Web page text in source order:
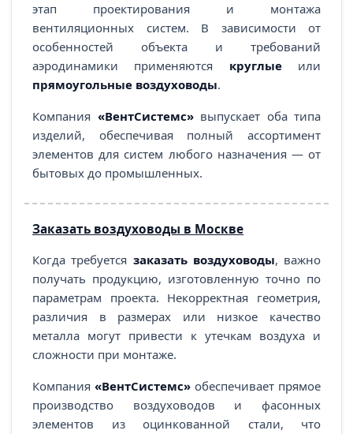
этап проектирования и монтажа
вентиляционных систем. В зависимости от
особенностей объекта и требований
аэродинамики применяются круглыеили
прямоугольные воздуховоды.
Компания «ВентСистемс»выпускает оба типа
изделий, обеспечивая полный ассортимент
элементов для систем любого назначения — от
бытовых до промышленных.
Заказать воздуховоды в Москве
Когда требуется заказать воздуховоды, важно
получать продукцию, изготовленную точно по
параметрам проекта. Некорректная геометрия,
различия в размерах или низкое качество
металла могут привести к утечкам воздуха и
сложности при монтаже.
Компания «ВентСистемс» обеспечивает прямое
производство воздуховодов и фасонных
элементов из оцинкованной стали, что